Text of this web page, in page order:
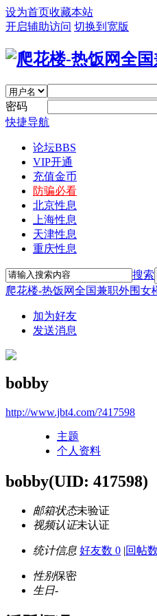
设为首页收藏本站
开启辅助访问 切换到宽版
密码
快捷导航
论坛BBS
VIP开通
充值金币
防骗必看
北京性息
上海性息
天津性息
重庆性息
搜索
爬花楼-热饭网全国兼职外围女
加为好友
发送消息
bobby
http://www.jbt4.com/?417598
主题
个人资料
bobby(UID: 417598)
邮箱状态未验证
视频认证未认证
统计信息 好友数 0 |回帖
性别保密
生日-